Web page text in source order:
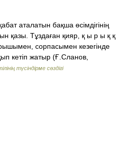
аталатын бақша өсімдігінің
қазы. Тұздаған қияр, қ ы р ы қ қ
сорпасымен кезегінде
кетіп жатыр (Ғ.Сланов,
түсіндірме сөздігі